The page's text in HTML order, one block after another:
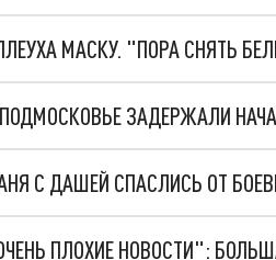
МАСКУ. "ПОРА СНЯТЬ
ЗАДЕРЖАЛИ
С ДАШЕЙ СПАСЛИСЬ ОТ